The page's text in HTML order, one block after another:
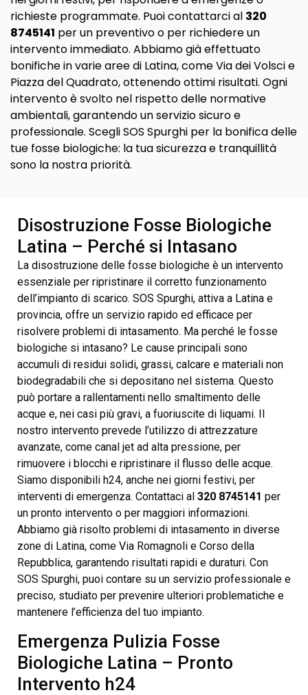
richieste programmate. Puoi contattarci al 320
8745141 per un preventivo o per richiedere un
intervento immediato. Abbiamo già effettuato
bonifiche in varie aree di Latina, come Via dei Volsci e
Piazza del Quadrato, ottenendo ottimi risultati. Ogni
intervento è svolto nel rispetto delle normative
ambientali, garantendo un servizio sicuro e
professionale. Scegli SOS Spurghi per la bonifica delle
tue fosse biologiche: la tua sicurezza e tranquillità
sono la nostra priorità.
Disostruzione Fosse Biologiche
Latina – Perché si Intasano
La disostruzione delle fosse biologiche è un intervento
essenziale per ripristinare il corretto funzionamento
dell’impianto di scarico. SOS Spurghi, attiva a Latina e
provincia, offre un servizio rapido ed efficace per
risolvere problemi di intasamento. Ma perché le fosse
biologiche si intasano? Le cause principali sono
accumuli di residui solidi, grassi, calcare e materiali non
biodegradabili che si depositano nel sistema. Questo
può portare a rallentamenti nello smaltimento delle
acque e, nei casi più gravi, a fuoriuscite di liquami. Il
nostro intervento prevede l’utilizzo di attrezzature
avanzate, come canal jet ad alta pressione, per
rimuovere i blocchi e ripristinare il flusso delle acque.
Siamo disponibili h24, anche nei giorni festivi, per
interventi di emergenza. Contattaci al 320 8745141 per
un pronto intervento o per maggiori informazioni.
Abbiamo già risolto problemi di intasamento in diverse
zone di Latina, come Via Romagnoli e Corso della
Repubblica, garantendo risultati rapidi e duraturi. Con
SOS Spurghi, puoi contare su un servizio professionale e
preciso, studiato per prevenire ulteriori problematiche e
mantenere l’efficienza del tuo impianto.
Emergenza Pulizia Fosse
Biologiche Latina – Pronto
Intervento h24